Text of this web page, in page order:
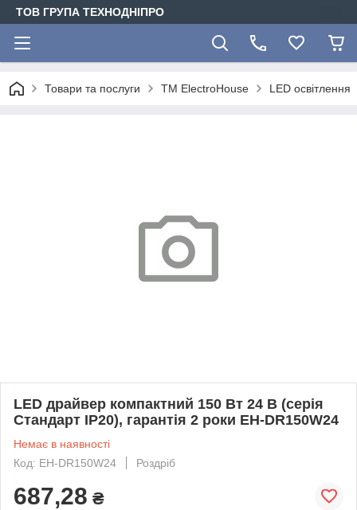
ТОВ ГРУПА ТЕХНОДНІПРО
Товари та послуги ТМ ElectroHouse LED освітлення
LED драйвер компактний 150 Вт 24 В (серія
Стандарт IP20), гарантія 2 роки EH-DR150W24
Немає в наявності
Код: EH-DR150W24
Роздріб
687,28 ₴